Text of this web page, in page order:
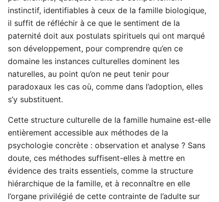
instinctif, identifiables à ceux de la famille biologique,
il suffit de réfléchir à ce que le sentiment de la
paternité doit aux postulats spirituels qui ont marqué
son développement, pour comprendre qu’en ce
domaine les instances culturelles dominent les
naturelles, au point qu’on ne peut tenir pour
paradoxaux les cas où, comme dans l’adoption, elles
s’y substituent.
Cette structure culturelle de la famille humaine est-elle
entièrement accessible aux méthodes de la
psychologie concrète : observation et analyse ? Sans
doute, ces méthodes suffisent-elles à mettre en
évidence des traits essentiels, comme la structure
hiérarchique de la famille, et à reconnaître en elle
l’organe privilégié de cette contrainte de l’adulte sur